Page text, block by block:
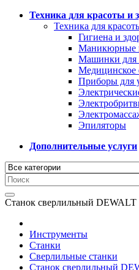
Техника для красоты и
Техника для
Гигиена и
Маникюрные
Машинки для
Медицинское
Приборы для
Эпиляторы
Дополнительные услуги
Станок сверлильный DEWALT
Инструменты
Станки
Сверлильные станки
Станок сверлильный